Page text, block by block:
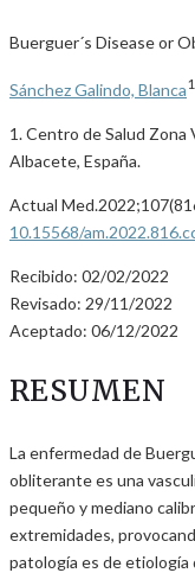
Buerguer´s Disease or
Sánchez Galindo, Blanca1
1. Centro de Salud Zona
Albacete, España.
Actual
10.15568/
Recibido: 02/02/2022
Revisado: 29/11/2022
Aceptado: 06/12/2022
RESUMEN
La enfermedad de
obliterante es una
pequeño y mediano
extremidades,
patología es de etiología